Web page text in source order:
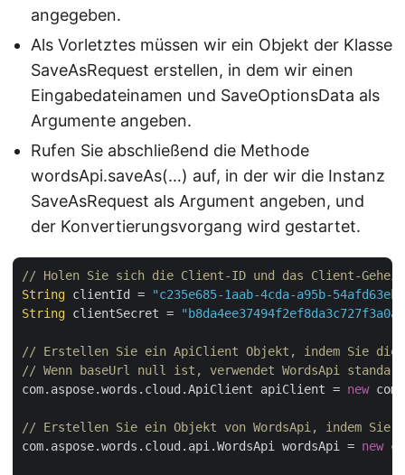
angegeben.
Als Vorletztes müssen wir ein Objekt der Klasse
SaveAsRequest erstellen, in dem wir einen
Eingabedateinamen und SaveOptionsData als
Argumente angeben.
Rufen Sie abschließend die Methode
wordsApi.saveAs(…) auf, in der wir die Instanz
SaveAsRequest als Argument angeben, und
der Konvertierungsvorgang wird gestartet.
// Holen Sie sich die Client-ID und das Client-
String clientId =
"c235e685-1aab-4cda-a95b-
String clientSecret =
// Erstellen Sie ein ApiClient Objekt, indem Sie die
// Wenn baseUrl null ist, verwendet WordsApi
com.aspose.words.cloud.ApiClient apiClient = new
// Erstellen Sie ein Objekt von WordsApi, indem Sie
com.aspose.words.cloud.api.WordsApi wordsApi = new